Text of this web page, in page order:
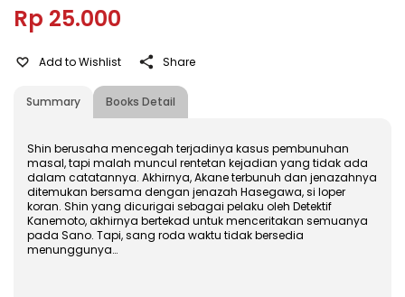
Rp 25.000
Summary Books Detail
Add to Wishlist Share
Shin berusaha mencegah terjadinya kasus pembunuhan
masal, tapi malah muncul rentetan kejadian yang tidak ada
dalam catatannya. Akhirnya, Akane terbunuh dan jenazahnya
ditemukan bersama dengan jenazah Hasegawa, si loper
koran. Shin yang dicurigai sebagai pelaku oleh Detektif
Kanemoto, akhirnya bertekad untuk menceritakan semuanya
pada Sano. Tapi, sang roda waktu tidak bersedia
menunggunya…